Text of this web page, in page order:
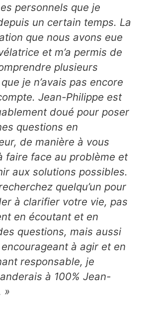
personnels que je
un certain temps. La
que nous avons eue
et m’a permis de
plusieurs
je n’avais pas encore
Jean-Philippe est
doué pour poser
questions en
de manière à vous
faire face au problème et
aux solutions possibles.
quelqu’un pour
à clarifier votre vie, pas
en écoutant et en
questions, mais aussi
à agir et en
responsable, je
à 100% Jean-
»